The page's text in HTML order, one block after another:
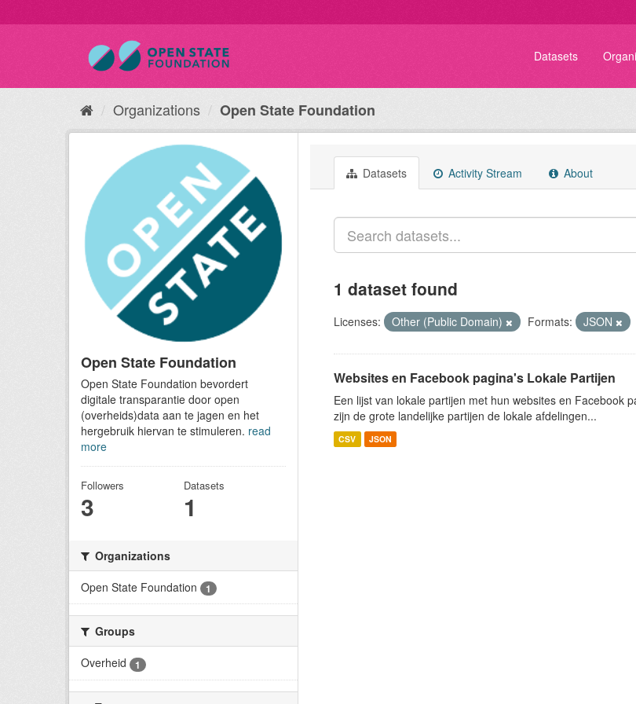
Datasets
Organizations Open State Foundation
Open State Foundation
Open State Foundation bevordert
digitale transparantie door open
(overheids)data aan te jagen en het
hergebruik hiervan te stimuleren. read
more
Followers
3
Datasets
1
Organizations
Open State Foundation
1
Groups
Overheid
1
Datasets Activity Stream About
1 dataset found
Licenses: Other (Public Domain) Formats: JSON
Websites en Facebook pagina's Lokale Partijen
Een lijst van lokale partijen met hun websites en Facebook
zijn de grote landelijke partijen de lokale afdelingen...
CSV JSON